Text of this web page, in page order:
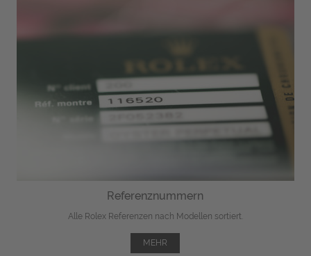
Referenznummern
Alle Rolex Referenzen nach Modellen sortiert.
MEHR